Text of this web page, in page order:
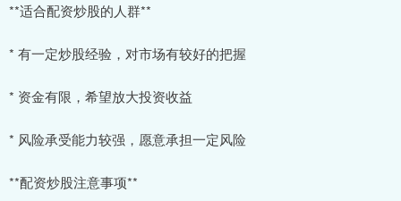
**适合配资炒股的人群**
* 有一定炒股经验，对市场有较好的把握
* 资金有限，希望放大投资收益
* 风险承受能力较强，愿意承担一定风险
**配资炒股注意事项**